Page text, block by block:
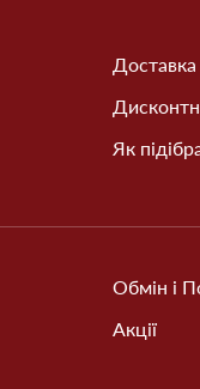
Доставка
Як
Обмін і
Акції